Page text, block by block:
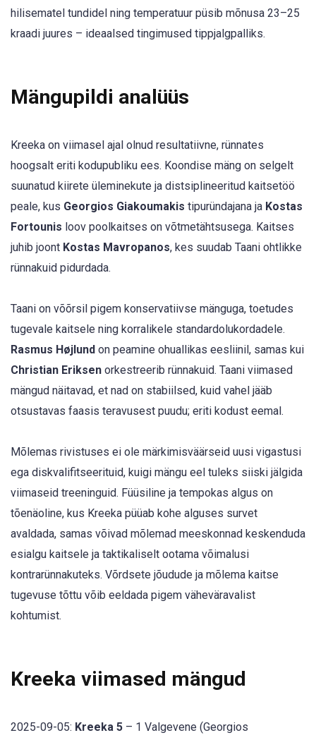
hilisematel tundidel ning temperatuur püsib mõnusa 23–25
kraadi juures – ideaalsed tingimused tippjalgpalliks.
Mängupildi analüüs
Kreeka on viimasel ajal olnud resultatiivne, rünnates
hoogsalt eriti kodupubliku ees. Koondise mäng on selgelt
suunatud kiirete üleminekute ja distsiplineeritud kaitsetöö
peale, kus Georgios Giakoumakis tipuründajana ja Kostas
Fortounis loov poolkaitses on võtmetähtsusega. Kaitses
juhib joont Kostas Mavropanos, kes suudab Taani ohtlikke
rünnakuid pidurdada.
Taani on võõrsil pigem konservatiivse mänguga, toetudes
tugevale kaitsele ning korralikele standardolukordadele.
Rasmus Højlund on peamine ohuallikas eesliinil, samas kui
Christian Eriksen orkestreerib rünnakuid. Taani viimased
mängud näitavad, et nad on stabiilsed, kuid vahel jääb
otsustavas faasis teravusest puudu; eriti kodust eemal.
Mõlemas rivistuses ei ole märkimisväärseid uusi vigastusi
ega diskvalifitseerituid, kuigi mängu eel tuleks siiski jälgida
viimaseid treeninguid. Füüsiline ja tempokas algus on
tõenäoline, kus Kreeka püüab kohe alguses survet
avaldada, samas võivad mõlemad meeskonnad keskenduda
esialgu kaitsele ja taktikaliselt ootama võimalusi
kontrarünnakuteks. Võrdsete jõudude ja mõlema kaitse
tugevuse tõttu võib eeldada pigem väheväravalist
kohtumist.
Kreeka viimased mängud
2025-09-05: Kreeka 5 – 1 Valgevene (Georgios